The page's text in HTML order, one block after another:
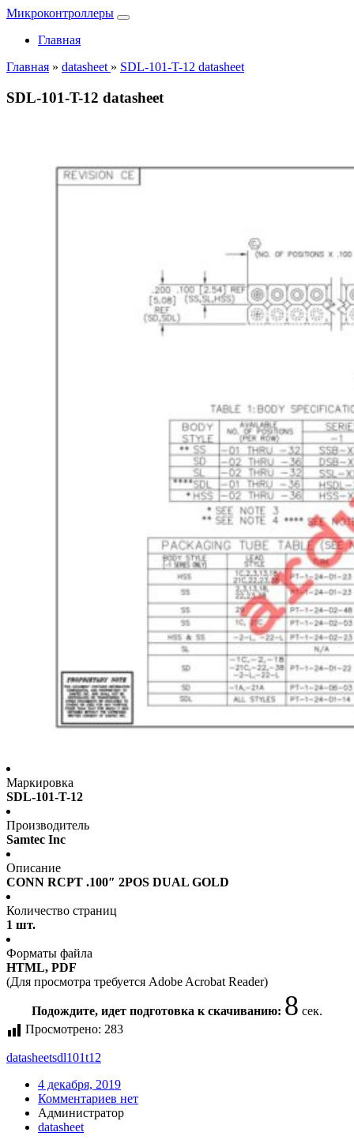
Микроконтроллеры
Главная
Главная » datasheet » SDL-101-T-12 datasheet
SDL-101-T-12 datasheet
Маркировка
SDL-101-T-12
Производитель
Samtec Inc
Описание
CONN RCPT .100″ 2POS DUAL GOLD
Количество страниц
1 шт.
Форматы файла
HTML, PDF
(Для просмотра требуется Adobe Acrobat Reader)
Подождите, идет подготовка к скачиванию: 8 сек.
Просмотрено: 283
datasheetsdl101t12
4 декабря, 2019
Комментариев нет
Администратор
datasheet